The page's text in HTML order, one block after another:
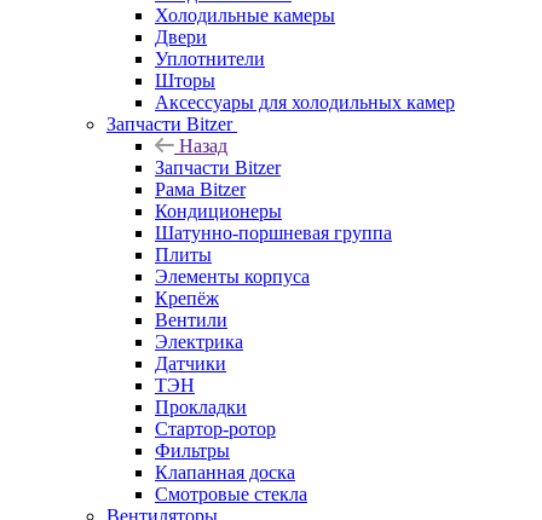
Холодильные камеры
Двери
Уплотнители
Шторы
Аксессуары для холодильных камер
Запчасти Bitzer
Назад
Запчасти Bitzer
Рама Bitzer
Кондиционеры
Шатунно-поршневая группа
Плиты
Элементы корпуса
Крепёж
Вентили
Электрика
Датчики
ТЭН
Прокладки
Стартор-ротор
Фильтры
Клапанная доска
Смотровые стекла
Вентиляторы